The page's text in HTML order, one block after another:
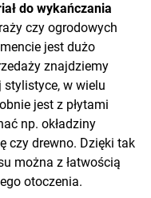
do wykańczania
czy ogrodowych
jest dużo
znajdziemy
w wielu
jest z płytami
np. okładziny
czy drewno. Dzięki tak
można z łatwością
otoczenia.